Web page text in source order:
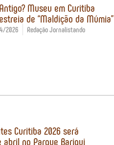
Museu em Curitiba
de “Maldição da Múmia”
2026 Redação Jornalistando
Curitiba 2026 será
no Parque Barigui